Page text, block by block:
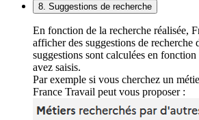
8. Suggestions de recherche
En fonction de la recherche réalisée,
afficher des suggestions de recherche
suggestions sont calculées en
avez saisis.
Par exemple si vous cherchez un
France Travail peut vous proposer :